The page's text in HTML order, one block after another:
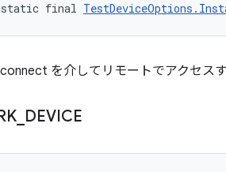
static final
を介してリモートでアクセス
DEVICE